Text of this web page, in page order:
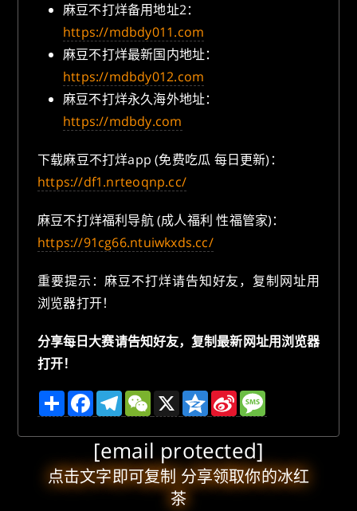
麻豆不打烊备用地址2：
https://mdbdy011.com
麻豆不打烊最新国内地址：
https://mdbdy012.com
麻豆不打烊永久海外地址：
https://mdbdy.com
下载麻豆不打烊app (免费吃瓜 每日更新)：
https://df1.nrteoqnp.cc/
麻豆不打烊福利导航 (成人福利 性福管家)：
https://91cg66.ntuiwkxds.cc/
重要提示：麻豆不打烊请告知好友，复制网址用
浏览器打开！
分享每日大赛请告知好友，复制最新网址用浏览器
打开！
分
享
F
a
c
e
b
o
o
k
T
e
l
e
g
r
a
m
W
C
h
a
t
X Q
z
o
n
e
S
i
n
a
W
e
i
b
s
s
g
e
[email protected]
点击文字即可复制 分享领取你的冰红
茶